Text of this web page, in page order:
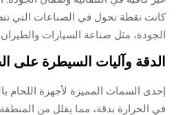
كانت نقطة تحول في الصناعات التي
الجودة، مثل صناعة السيارات والطيران.
الدقة وآليات السيطرة على
إحدى السمات المميزة لأجهزة اللحام